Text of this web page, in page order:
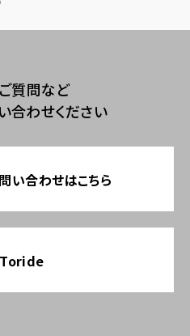
質問など
合わせください
い合わせはこちら
Toride